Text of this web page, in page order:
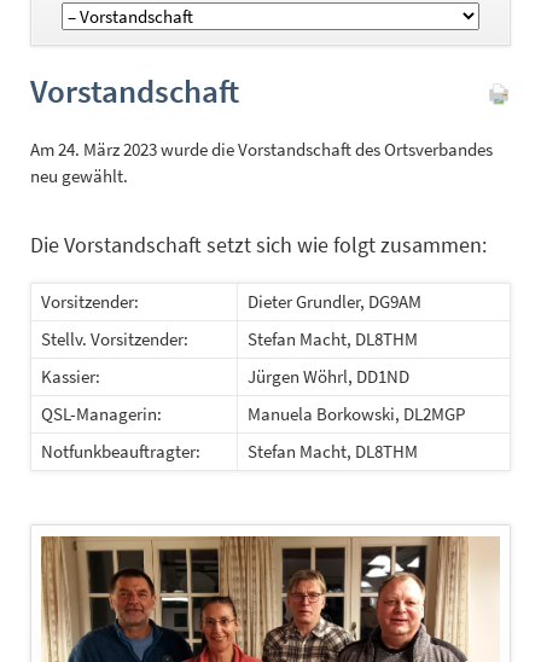
Navigation
überspringen
Vorstandschaft
Am 24. März 2023 wurde die Vorstandschaft des Ortsverbandes
neu gewählt.
Die Vorstandschaft setzt sich wie folgt zusammen:
Vorsitzender:
Dieter Grundler, DG9AM
Stellv. Vorsitzender:
Stefan Macht, DL8THM
Kassier:
Jürgen Wöhrl, DD1ND
QSL-Managerin:
Manuela Borkowski, DL2MGP
Notfunkbeauftragter:
Stefan Macht, DL8THM